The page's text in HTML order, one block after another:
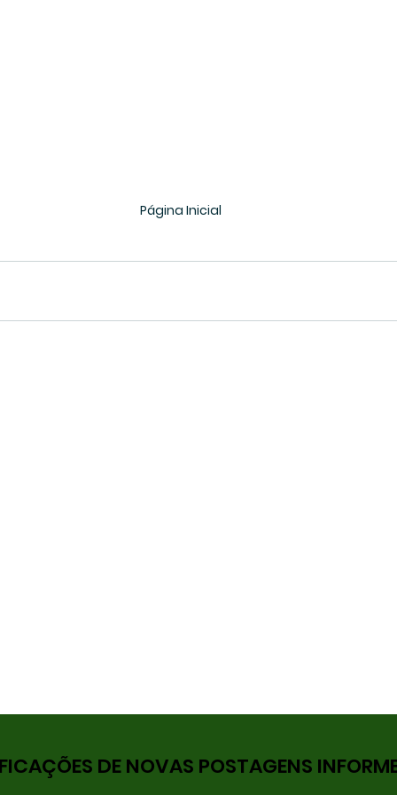
Página Inicial
DE NOVAS POSTAGENS